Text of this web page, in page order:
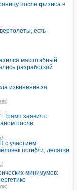
после кризиса в
есть
масштабный
разработкой
извинения за
)
Трамп заявил о
после
)
с участием
погибли, десятки
)
минимумов:
)